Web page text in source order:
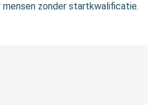
mensen zonder startkwalificatie.